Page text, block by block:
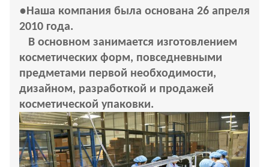
●Наша компания была основана 26 апреля
2010 года.
В основном занимается изготовлением
косметических форм, повседневными
предметами первой необходимости,
дизайном, разработкой и продажей
косметической упаковки.